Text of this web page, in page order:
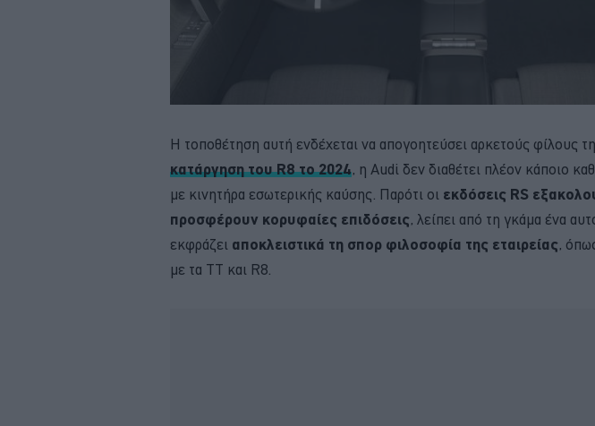
Η τοποθέτηση αυτή ενδέχεται να απογοητεύσει αρκετούς φίλους
κατάργηση του R8 το 2024, η Audi δεν διαθέτει πλέον κάποιο
με κινητήρα εσωτερικής καύσης. Παρότι οι εκδόσεις RS
προσφέρουν κορυφαίες επιδόσεις, λείπει από τη γκάμα ένα
εκφράζει αποκλειστικά τη σπορ φιλοσοφία της εταιρείας,
με τα TT και R8.